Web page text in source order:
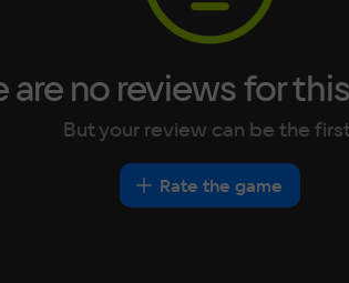
are no reviews for
But your review can be the
Rate the game